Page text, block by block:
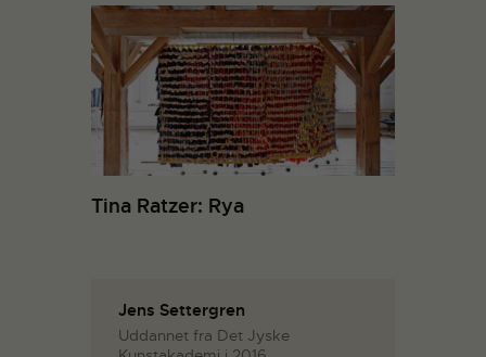
Tina Ratzer: Rya
Jens Settergren
Uddannet fra Det Jyske